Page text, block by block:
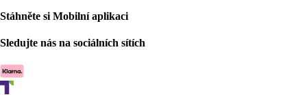
Stáhněte si Mobilní aplikaci
Sledujte nás na sociálních sítích